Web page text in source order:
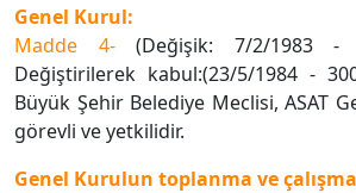
Genel Kurul:
Madde 4-(Değişik: 7/2/1983 -
Değiştirilerek kabul:(23/5/1984 -
Büyük Şehir Belediye Meclisi, ASAT
görevli ve yetkilidir.
Genel Kurulun toplanma ve